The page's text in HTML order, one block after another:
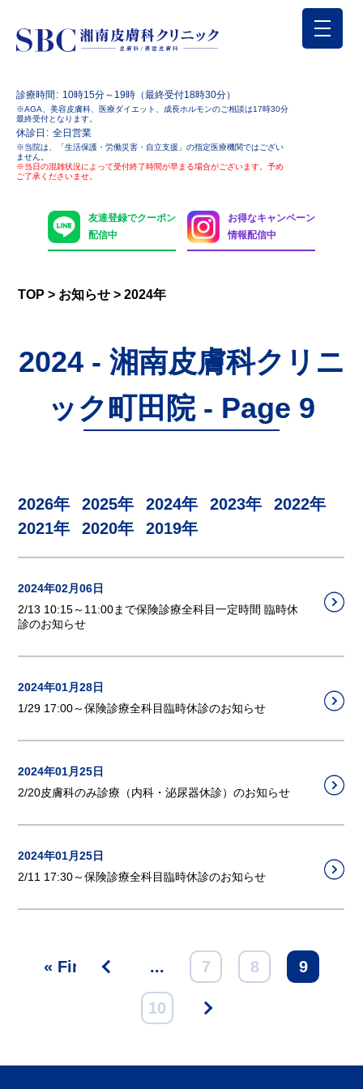
診療時間 10時15分～19時（最終受付18時30分）
※AGA、美容皮膚科、医療ダイエット、成長ホルモンのご相談は17時30分
最終受付となります。
休診日 全日営業
※当院は、「生活保護・労働災害・自立支援」の指定医療機関ではござい
ません。
※当日の混雑状況によって受付終了時間が早まる場合がございます。予め
ご了承くださいませ。
友達登録でクーポン
配信中
お得なキャンペーン
情報配信中
TOP > お知らせ >2024年
2024 - 湘南皮膚科クリニ
ック町田院 - Page 9
2026年 2025年 2024年 2023年
2022年
2021年
2020年 2019年
2024年02月06日
2/13 10:15～11:00まで保険診療全科目一定時間 臨時休
診のお知らせ
2024年01月28日
1/29 17:00～保険診療全科目臨時休診のお知らせ
2024年01月25日
2/20皮膚科のみ診療（内科・泌尿器休診）のお知らせ
2024年01月25日
2/11 17:30～保険診療全科目臨時休診のお知らせ
« First ... 7 8 9
10